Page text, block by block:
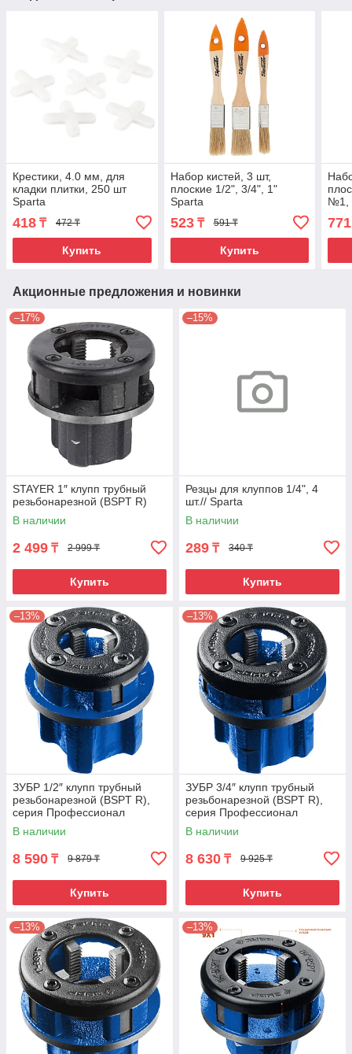
Крестики, 4.0 мм, для
кладки плитки, 250 шт
Sparta
418 ₸ 472 ₸
Купить
Набор кистей, 3 шт,
плоские 1/2", 3/4", 1"
Sparta
523₸ 591 ₸
Купить
№1,
771
Акционные предложения и новинки
–17%
STAYER 1″ клупп трубный
резьбонарезной (BSPT R)
В наличии
2 499 ₸ 2 999 ₸
Купить
–15%
Резцы для клуппов 1/4", 4
шт.// Sparta
В наличии
289 ₸ 340 ₸
Купить
–13%
ЗУБР 1/2″ клупп трубный
резьбонарезной (BSPT R),
серия Профессионал
В наличии
8 590 ₸ 9 879 ₸
Купить
–13%
ЗУБР 3/4″ клупп трубный
резьбонарезной (BSPT R),
серия Профессионал
В наличии
8 630 ₸ 9 925 ₸
Купить
–13% –13%